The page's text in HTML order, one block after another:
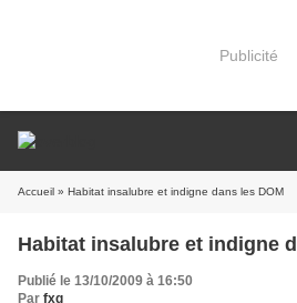
Publicité
Accueil » Habitat insalubre et indigne dans les DOM
Habitat insalubre et indigne
Publié le 13/10/2009 à 16:50
Par fxg